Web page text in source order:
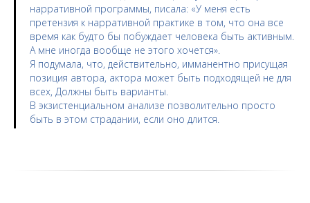
нарративной программы, писала: «У меня есть
претензия к нарративной практике в том, что она все
время как будто бы побуждает человека быть активным.
А мне иногда вообще не этого хочется».
Я подумала, что, действительно, имманентно присущая
позиция автора, актора может быть подходящей не для
всех, Должны быть варианты.
В экзистенциальном анализе позволительно просто
быть в этом страдании, если оно длится.